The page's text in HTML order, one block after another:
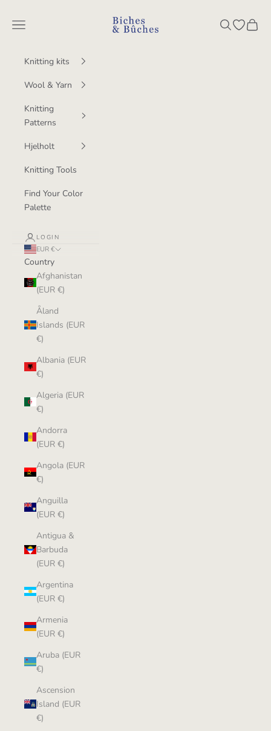
BichesetBuches
Navigation menu SearchOpen
Cart
Knitting kits
Wool & Yarn
Knitting
Patterns
Hjelholt
Knitting Tools
Find Your Color
Palette
LOGIN
EUR €
Country
Afghanistan
(EUR €)
Åland
Islands (EUR
€)
Albania (EUR
€)
Algeria (EUR
€)
Andorra
(EUR €)
Angola (EUR
€)
Anguilla
(EUR €)
Antigua &
Barbuda
(EUR €)
Argentina
(EUR €)
Armenia
(EUR €)
Aruba (EUR
€)
Ascension
Island (EUR
€)